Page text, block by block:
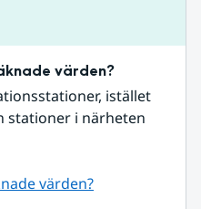
värden?
istället
stationer i närheten
värden?